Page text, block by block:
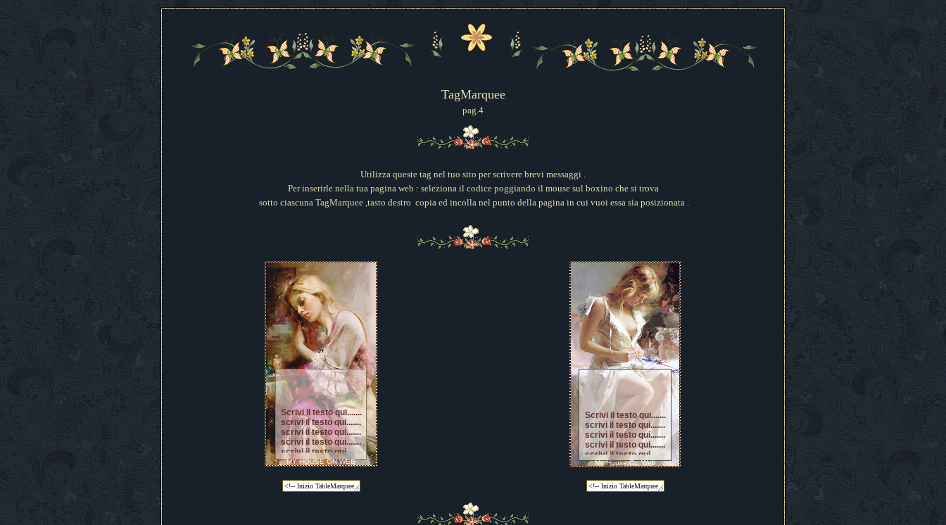
TagMarquee
pag. 4
Utilizza queste tag nel tuo sito per scrivere brevi messaggi .
Per inserirle nella tua pagina web : seleziona il codice poggiando il mouse sul boxino che si trova
sotto ciascuna TagMarquee ,tasto destro copia ed incolla nel punto della pagina in cui vuoi essa sia posizionata .